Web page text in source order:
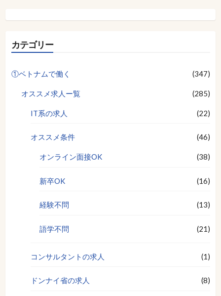
カテゴリー
①ベトナムで働く (347)
オススメ求人ー覧 (285)
IT系の求人 (22)
オススメ条件 (46)
オンライン面接OK (38)
新卒OK (16)
経験不問 (13)
語学不問 (21)
コンサルタントの求人 (1)
ドンナイ省の求人 (8)